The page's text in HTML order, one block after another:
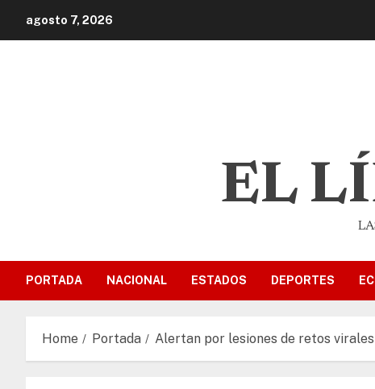
agosto 7, 2026
EL
PORTADA NACIONAL ESTADOS DEPORTES
Home Portada Alertan por lesiones de retos